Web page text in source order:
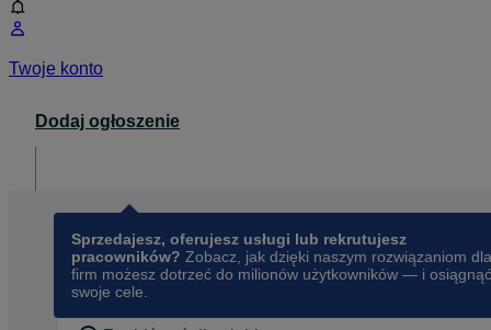
Twoje konto
Dodaj ogłoszenie
Sprzedajesz, oferujesz usługi lub rekrutujesz
pracowników? Zobacz, jak dzięki naszym rozwiązaniom dla
firm możesz dotrzeć do milionów użytkowników — i osiągnąć
swoje cele.